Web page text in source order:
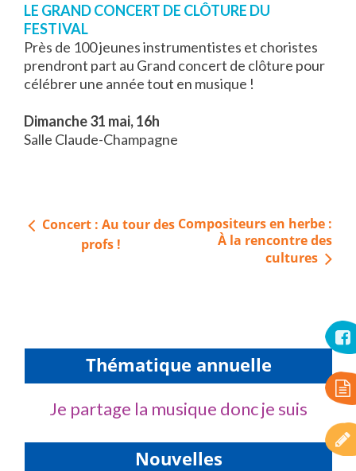
LE GRAND CONCERT DE CLÔTURE DU
FESTIVAL
Près de 100 jeunes instrumentistes et choristes
prendront part au Grand concert de clôture pour
célébrer une année tout en musique !
Dimanche 31 mai, 16h
Salle Claude-Champagne
Navigation
Concert : Au tour des
profs !
Compositeurs en herbe :
À la rencontre des
cultures
Thématique annuelle
Je partage la musique donc je suis
Nouvelles